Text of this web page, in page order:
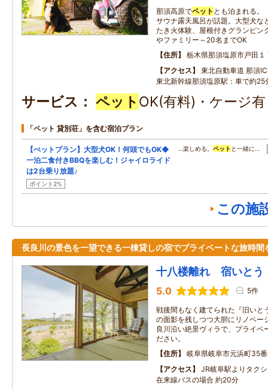
那須高原でペット とも泊まれる。
サウナ露天風呂が話題。大型犬な
たき火体験、屋根付きグランピン
やファミリー～20名までOK
住所
栃木県那須塩原市戸田１
アクセス
東北自動車道 那須
東北新幹線那須塩原駅：車で約25
サービス ペット OK(有料)・ケージ
「ペット 貸別荘」を含む宿泊プラン
【ぺットプラン】大型犬OK！何頭でもOK◆
一泊二食付きBBQを楽しむ！ジャイロライド
は2台乗り放題♪
ポイント2%
…楽しめる。 ペット と一緒に…
この施
長良川の景色を一望できる一棟貸しの宿でプライベートな旅時間
十八楼離れ 宿いとう
5.0 5件
戦後間もなく建てられた『旧いと
の面影を残しつつ大胆にリノベー
良川沿い絶景ヴィラで、プライベ
ださい。
住所
岐阜県岐阜市元浜町35
アクセス
JR岐阜駅よりタク
在来線バスの場合 約20分